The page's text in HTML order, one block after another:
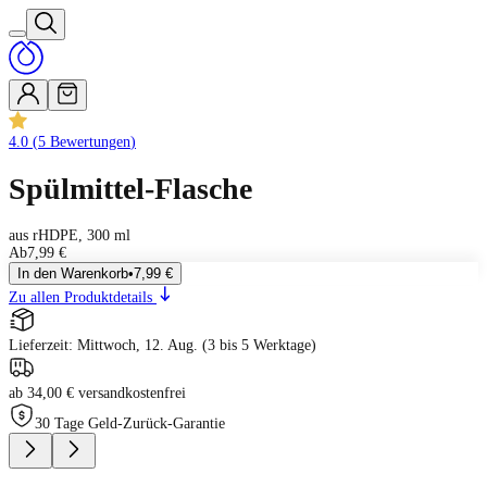
4.0 (5 Bewertungen)
Spülmittel-Flasche
aus rHDPE, 300 ml
Ab7,99 €
In den Warenkorb•7,99 €
Zu allen Produktdetails
Lieferzeit: Mittwoch, 12. Aug. (3 bis 5 Werktage)
ab 34,00 € versandkostenfrei
30 Tage Geld-Zurück-Garantie